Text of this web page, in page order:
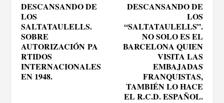
DESCANSANDO DE
LOS
SALTATAULELLS.
SOBRE
AUTORIZACIÓN PA
RTIDOS
INTERNACIONALES
EN 1948.
DESCANSANDO DE
LOS
“SALTATAULELLS”.
NO SOLO ES EL
BARCELONA QUIEN
VISITA LAS
EMBAJADAS
FRANQUISTAS,
TAMBIÉN LO HACE
EL R.C.D. ESPAÑOL.